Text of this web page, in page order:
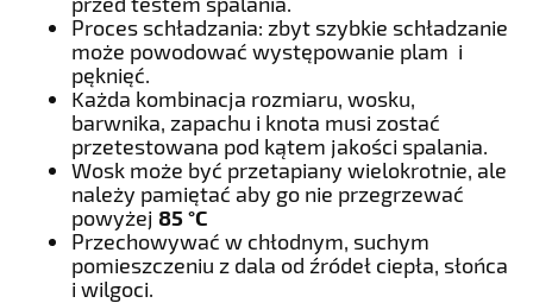
Proces schładzania: zbyt szybkie schładzanie
może powodować występowanie plam i
pęknięć.
Każda kombinacja rozmiaru, wosku,
barwnika, zapachu i knota musi zostać
przetestowana pod kątem jakości spalania.
Wosk może być przetapiany wielokrotnie, ale
należy pamiętać aby go nie przegrzewać
powyżej 85°C
Przechowywać w chłodnym, suchym
pomieszczeniu z dala od źródeł ciepła, słońca
i wilgoci.